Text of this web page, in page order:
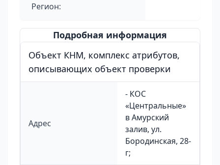
Регион:
Подробная информация
Объект КНМ, комплекс атрибутов,
описывающих объект проверки
Адрес
- КОС
«Центральные»
в Амурский
залив, ул.
Бородинская, 28-
г;